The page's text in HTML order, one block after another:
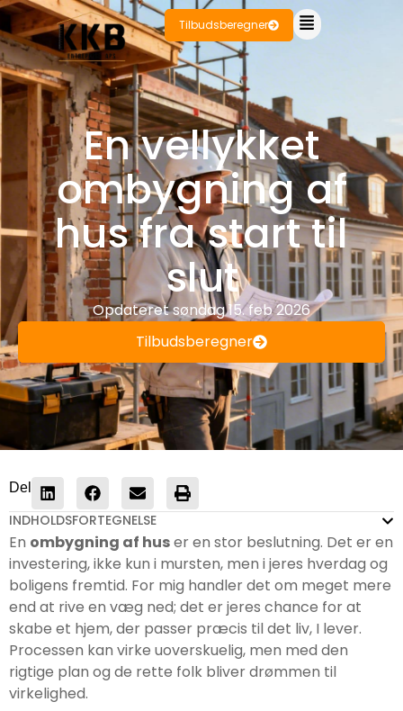
Tilbudsberegner
En vellykket
ombygning af
hus fra start til
slut
Opdateretsøndag 15. feb 2026
Tilbudsberegner
Del
INDHOLDSFORTEGNELSE
En ombygning af huser en stor beslutning. Det er en
investering, ikke kun i mursten, men i jeres hverdag og
boligens fremtid. For mig handler det om meget mere
end at rive en væg ned; det er jeres chance for at
skabe et hjem, der passer præcis til det liv, I lever.
Processen kan virke uoverskuelig, men med den
rigtige plan og de rette folk bliver drømmen til
virkelighed.